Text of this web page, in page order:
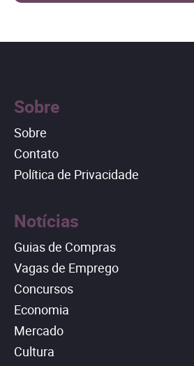
Sobre
Sobre
Contato
Política de Privacidade
Notícias
Guias de Compras
Vagas de Emprego
Concursos
Economia
Mercado
Cultura